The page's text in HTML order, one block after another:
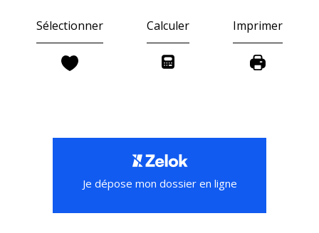
Sélectionner Calculer Imprimer
Je dépose mon dossier en ligne